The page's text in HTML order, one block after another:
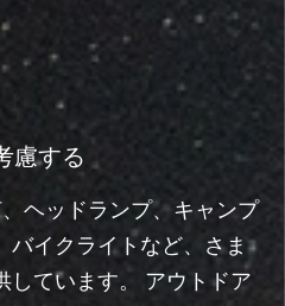
慮する
、ヘッドランプ、キャンプ
バイクライトなど、さま
しています。 アウトドア